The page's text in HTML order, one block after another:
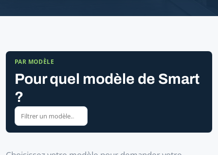
PAR MODÈLE
Pour quel modèle de Smart
?